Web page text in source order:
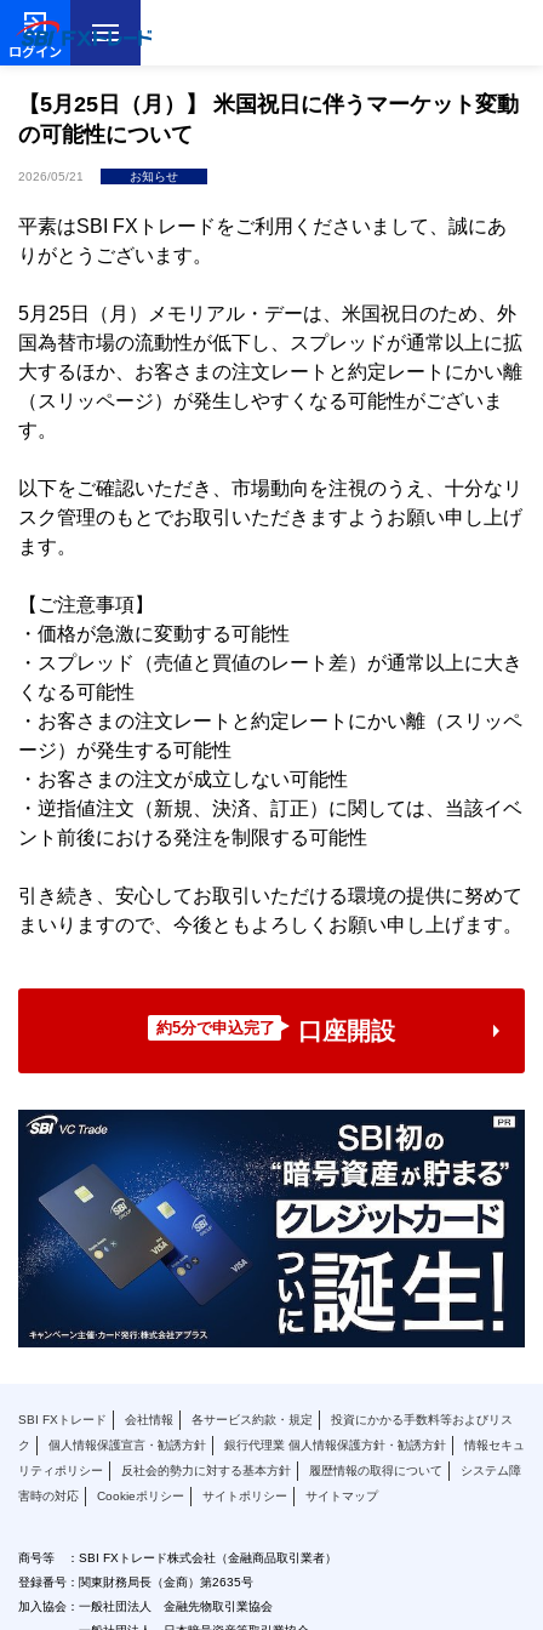
ログイン
【5月25日（月）】 米国祝日に伴うマーケット変動
の可能性について
2026/05/21 お知らせ
平素はSBI FXトレードをご利用くださいまして、誠にあ
りがとうございます。
5月25日（月）メモリアル・デーは、米国祝日のため、外
国為替市場の流動性が低下し、スプレッドが通常以上に拡
大するほか、お客さまの注文レートと約定レートにかい離
（スリッページ）が発生しやすくなる可能性がございま
す。
以下をご確認いただき、市場動向を注視のうえ、十分なリ
スク管理のもとでお取引いただきますようお願い申し上げ
ます。
【ご注意事項】
・価格が急激に変動する可能性
・スプレッド（売値と買値のレート差）が通常以上に大き
くなる可能性
・お客さまの注文レートと約定レートにかい離（スリッペ
ージ）が発生する可能性
・お客さまの注文が成立しない可能性
・逆指値注文（新規、決済、訂正）に関しては、当該イベ
ント前後における発注を制限する可能性
引き続き、安心してお取引いただける環境の提供に努めて
まいりますので、今後ともよろしくお願い申し上げます。
約5分で申込完了 口座開設
SBI FXトレード 会社情報 各サービス約款・規定
投資にかかる手数料等およびリス
ク
個人情報保護宣言・勧誘方針 銀行代理業 個人情報保護方針・勧誘方針
情報セキュ
リティポリシー
反社会的勢力に対する基本方針 履歴情報の取得について
システム障
害時の対応
Cookieポリシー サイトポリシー サイトマップ
商号等 ：SBI FXトレード株式会社（金融商品取引業者）
登録番号：関東財務局長（金商）第2635号
加入協会：一般社団法人 金融先物取引業協会